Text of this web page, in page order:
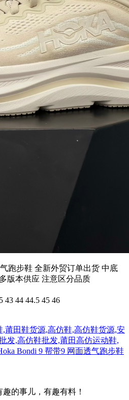
跑步鞋 全新外贸订单出货 中底
版本供应 注意区分品质
43 44 44.5 45 46
,莆田鞋货源,高仿鞋,高仿鞋货源,安
发,高仿鞋批发,莆田高仿运动鞋,
Bondi 9 帮带9 网面透气跑步鞋
的事儿，有趣有料！